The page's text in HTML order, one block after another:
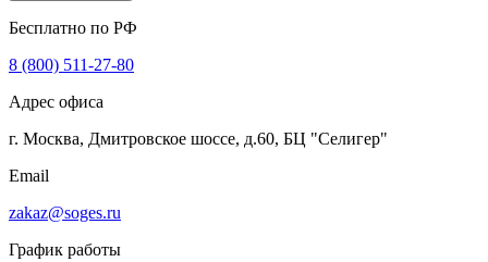
Бесплатно по РФ
8 (800) 511-27-80
Адрес офиса
г. Москва, Дмитровское шоссе, д.60, БЦ "Селигер"
Email
zakaz@soges.ru
График работы